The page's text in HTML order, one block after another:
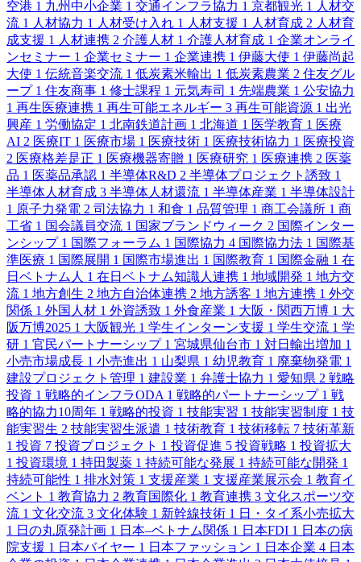
空港 1 九州中小企業 1 交通インフラ協力 1 京都観光 1 人材交
流 1 人材協力 1 人材受け入れ 1 人材支援 1 人材育成 2 人材育
成支援 1 人材連携 2 介護人材 1 介護人材育成 1 企業オンライ
ンセミナー 1 企業セミナー 1 企業連携 1 伊藤大使 1 伊藤尚起
大使 1 伝統音楽交流 1 低炭素米輸出 1 低炭素農業 2 住友グル
ープ 1 住友商事 1 修士課程 1 元気寿司 1 先端農業 1 公安協力
1 再生医療連携 1 再生可能エネルギー 3 再生可能資源 1 出光
興産 1 労働協定 1 北南鉄道計画 1 北海道 1 医学教育 1 医療
AI 2 医療IT 1 医療市場 1 医療技術 1 医療技術協力 1 医療投資
2 医療格差是正 1 医療機器寄贈 1 医療研究 1 医療連携 2 医薬
品 1 医薬品承認 1 半導体R&D 2 半導体プロジェクト誘致 1
半導体人材育成 3 半導体人材還流 1 半導体産業 1 半導体設計
1 原子力発電 2 司法協力 1 和食 1 品質管理 1 商工会議所 1 商
工省 1 国会議員交流 1 国家ブランドウィーク 2 国際インター
ンシップ 1 国際フォーラム 1 国際協力 4 国際協力法 1 国際基
準医療 1 国際展開 1 国際市場進出 1 国際教育 1 国際金融 1 在
日ベトナム人 1 在日ベトナム知識人連携 1 地域開発 1 地方交
流 1 地方創生 2 地方自治体連携 2 地方誘客 1 地方連携 1 外交
関係 1 外国人材 1 外資誘致 1 外食産業 1 大阪・関西万博 1 大
阪万博2025 1 大阪観光 1 学生インターン支援 1 学生交流 1 学
研 1 官民パートナーシップ 1 宮城県仙台市 1 対日輸出増加 1
小売市場成長 1 小売進出 1 山梨県 1 幼児教育 1 廃棄物発電 1
建設プロジェクト管理 1 建設業 1 弁護士協力 1 愛知県 2 戦略
投資 1 戦略的インフラODA 1 戦略的パートナーシップ 1 戦
略的協力10周年 1 戦略的投資 1 技能実習 1 技能実習制度 1 技
能実習生 2 技能実習生派遣 1 技術教育 1 技術移転 7 技術革新
1 投資 7 投資プロジェクト 1 投資促進 5 投資戦略 1 投資拡大
1 投資環境 1 持田製薬 1 持続可能な発展 1 持続可能な開発 1
持続可能性 1 排水対策 1 支援産業 1 支援産業展示会 1 教育イ
ベント 1 教育協力 2 教育国際化 1 教育連携 3 文化スポーツ交
流 1 文化交流 3 文化体験 1 新幹線技術 1 日・タイ系小売拡大
1 日の丸原発計画 1 日本–ベトナム関係 1 日本FDI 1 日本の病
院支援 1 日本バイヤー 1 日本ファッション 1 日本企業 4 日本